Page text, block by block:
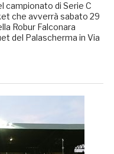
campionato di Serie C
che avverrà sabato 29
Robur Falconara
del Palascherma in Via